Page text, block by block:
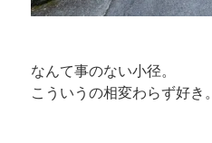
なんて事のない小径。
こういうの相変わらず好き。